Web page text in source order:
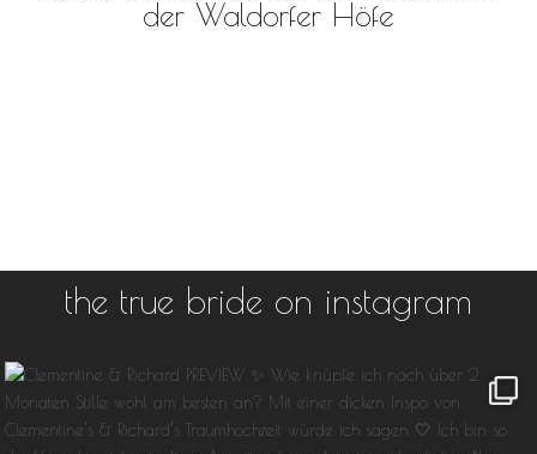
der Waldorfer Höfe
the true bride on instagram